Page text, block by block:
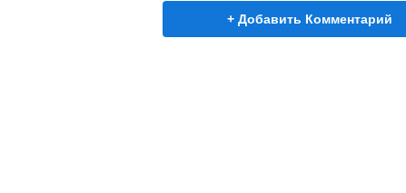
+ Добавить Комментарий